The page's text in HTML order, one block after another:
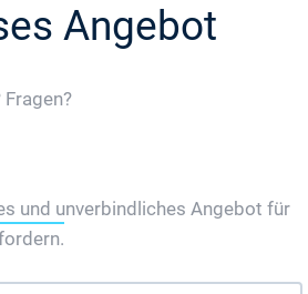
Angebot
und unverbindliches Angebot für